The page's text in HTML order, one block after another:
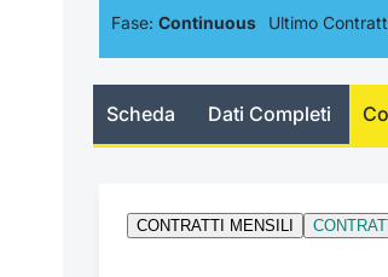
Fase: Continuous Ultimo
Scheda Dati Completi